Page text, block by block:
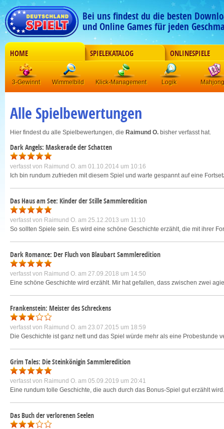
Bei uns findest du die besten
und Online Games für jeden
HOME SPIELEKATALOG ONLINESPIELE
3-Gewinnt Wimmelbild Klick-Management Logik Mahjong
Alle Spielbewertungen
Hier findest du alle Spielbewertungen, die Raimund O. bisher verfasst hat.
Dark Angels: Maskerade der Schatten
verfasst von Raimund O. am 01.10.2014 um 10:16
Ich bin rundum zufrieden mit diesem Spiel und warte gespannt auf eine
Das Haus am See: Kinder der Stille Sammleredition
verfasst von Raimund O. am 25.12.2013 um 11:10
So sollten Spiele sein. Es wird eine schöne Geschichte erzählt, die mit ihrer
Dark Romance: Der Fluch von Blaubart Sammleredition
verfasst von Raimund O. am 27.09.2018 um 14:50
Eine schöne Geschichte wird erzählt. Mir hat gefallen, dass zwischen zwei
Frankenstein: Meister des Schreckens
verfasst von Raimund O. am 23.07.2015 um 18:59
Die Geschichte ist ganz nett und das Spiel würde mehr als eine Probestunde
Grim Tales: Die Steinkönigin Sammleredition
verfasst von Raimund O. am 05.09.2019 um 20:41
Eine rundum tolle Geschichte, die auch durch das Bonus-Spiel gut erzählt
Das Buch der verlorenen Seelen